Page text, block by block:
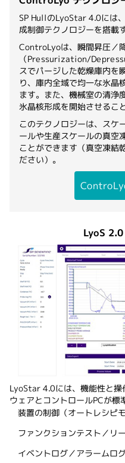
SP HullのLyoStar 4.0には
成制御テクノロジーを搭載
ControLyoは、瞬間昇圧／
（Pressurization/
スでパージした乾燥庫内を
り、庫内全域で均一な氷晶
ます。また、機械室の清浄
氷晶核形成を開始させるこ
このテクノロジーは、スケ
ールや生産スケールの真空
ことができます（真空凍結
ださい）。
LyoS
LyoStar 4.0には、機能性と操
ウェアとコントロールPCが標
装置の制御（オートレシピ
ファンクションテスト／リ
イベントログ／アラームロ